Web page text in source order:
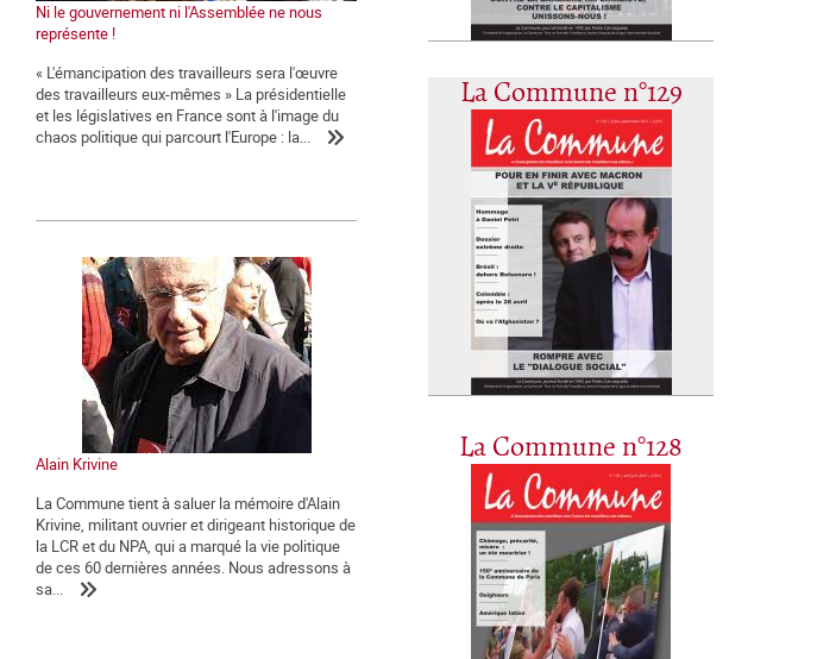
La Commune n°129
La Commune n°128
Ni le gouvernement ni l'Assemblée ne nous
représente !
« L'émancipation des travailleurs sera l'œuvre
des travailleurs eux-mêmes » La présidentielle
et les législatives en France sont à l'image du
chaos politique qui parcourt l'Europe : la...
Alain Krivine
La Commune tient à saluer la mémoire d'Alain
Krivine, militant ouvrier et dirigeant historique de
la LCR et du NPA, qui a marqué la vie politique
de ces 60 dernières années. Nous adressons à
sa...